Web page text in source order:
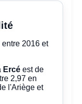
2016 et
Ercé est de
2,97 en
l'Ariège et